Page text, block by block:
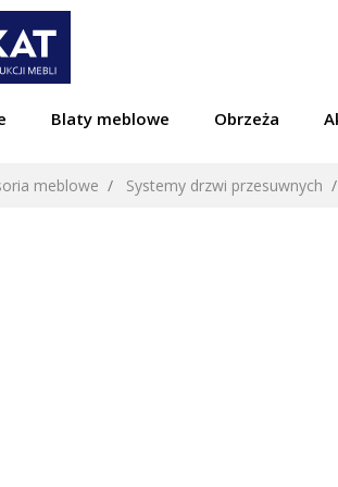
Blaty meblowe Obrzeża
meblowe Systemy drzwi przesuwnych